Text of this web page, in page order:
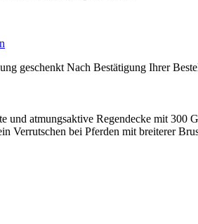
geschenkt Nach Bestätigung Ihrer
und atmungsaktive Regendecke mit
Verrutschen bei Pferden mit breiterer